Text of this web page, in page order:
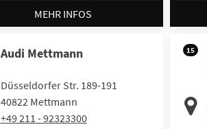
MEHR INFOS
Audi Mettmann
Düsseldorfer Str. 189-191
40822 Mettmann
+49 211 - 92323300
15